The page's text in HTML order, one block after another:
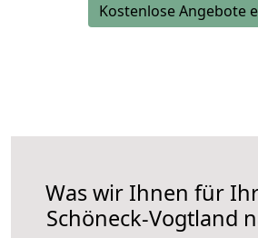
Kostenlose Angebote
Was wir Ihnen für
Schöneck-Vogtland